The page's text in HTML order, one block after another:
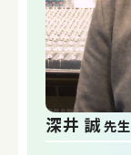
深井 誠先生